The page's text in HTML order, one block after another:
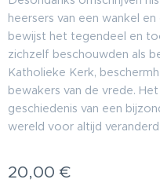
heersers van een wankel
bewijst het tegendeel en
zichzelf beschouwden als
Katholieke Kerk,
bewakers van de vrede.
geschiedenis van een
wereld voor altijd
20,00 €